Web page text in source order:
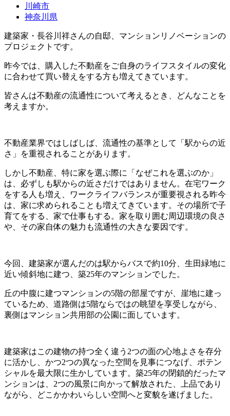
川崎市
神奈川県
建築家・長谷川祥さんの自邸、マンションリノベーションの
プロジェクトです。
昨今では、購入した不動産をご自身のライフスタイルの変化
に合わせて買い替えをする方も増えてきています。
皆さんは不動産の流通性について考えるとき、どんなことを
考えますか。
不動産業界ではしばしば、流通性の基準として「駅からの近
さ」を重視されることがあります。
しかし不動産、特に家を選ぶ際に「なぜこれを選ぶのか」
は、必ずしも駅からの近さだけではありません。在宅ワーク
をする人も増え、ワークライフバランスが重要視される昨今
は、家に求められることも増えてきています。その場所で子
育てをする、家で仕事もする。家を取り囲む周辺環境の良さ
や、その家自体の魅力も流通性の大きな要因です。
今回、建築家が選んだのは駅からバスで約10分、生田緑地に
近い傾斜地に建つ、築25年のマンションでした。
丘の中腹に建つマンションの5階の部屋ですが、崖地に建っ
ているため、道路側は5階ならではの眺望を享受しながら、
裏側はマンション共用部の公園に面しています。
建築家はこの建物の持つ全く違う2つの面の心地よさを存分
に活かし、かつ2つの異なった空間を見事につなげ、ポテン
シャルを最大限に生かしています。築25年の閉鎖的だったマ
ンションは、2つの風景に向かって解放された、上品であり
ながら、どこかかわいらしい空間へと変貌を遂げました。